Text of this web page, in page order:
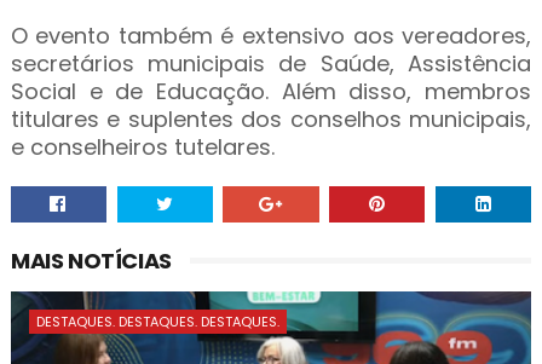
O evento também é extensivo aos vereadores,
secretários municipais de Saúde, Assistência
Social e de Educação. Além disso, membros
titulares e suplentes dos conselhos municipais,
e conselheiros tutelares.
MAIS NOTÍCIAS
DESTAQUES. DESTAQUES. DESTAQUES.